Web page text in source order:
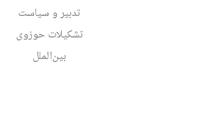
تدبیر و سیاست
تشکیلات حوزوی
بین‌الملل